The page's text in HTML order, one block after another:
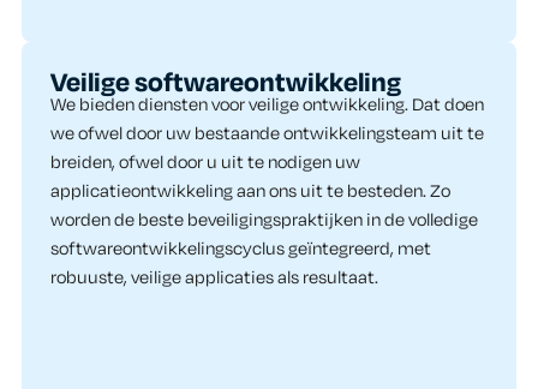
Veilige softwareontwikkeling
We bieden diensten voor veilige ontwikkeling. Dat doen
we ofwel door uw bestaande ontwikkelingsteam uit te
breiden, ofwel door u uit te nodigen uw
applicatieontwikkeling aan ons uit te besteden. Zo
worden de beste beveiligingspraktijken in de volledige
softwareontwikkelingscyclus geïntegreerd, met
robuuste, veilige applicaties als resultaat.